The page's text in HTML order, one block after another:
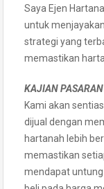
Saya Ejen
untuk
strategi yang
memastikan
KAJIAN PASARAN
Kami akan
dijual dengan
hartanah lebih
memastikan
mendapat